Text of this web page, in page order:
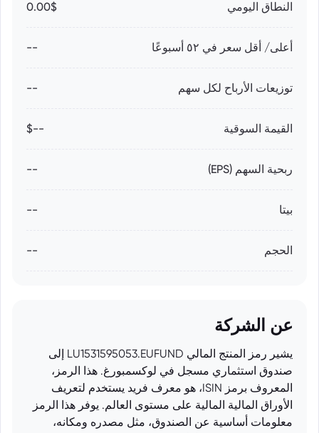
النطاق اليومي 0.00$
أعلى/ أقل سعر في ٥٢ أسبوعًا --
توزيعات الأرباح لكل سهم --
القيمة السوقية --$
ربحية السهم (EPS) --
بيتا --
الحجم --
عن الشركة
يشير رمز المنتج المالي LU1531595053.EUFUND إلى
صندوق استثماري مسجل في لوكسمبورغ. هذا الرمز،
المعروف برمز ISIN، هو معرف فريد يستخدم لتعريف
الأوراق المالية المالية على مستوى العالم. يوفر هذا الرمز
معلومات أساسية عن الصندوق، مثل مصدره ومكانه،